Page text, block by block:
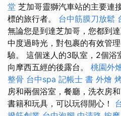
堂 芝加哥靈獅汽車站的主要連
標的旅行者。 台中筋膜刀放鬆
無論您是到達芝加哥，您都到
中度過時光，對包裹的有效管
驗。 這個迷人的3臥室，2個浴
向摩西五經的後露台。 桃園外
整骨 台中spa 記帳士 書 外燴
房和兩個浴室，餐廳，洗衣房
書籍和玩具，可以玩得開心！